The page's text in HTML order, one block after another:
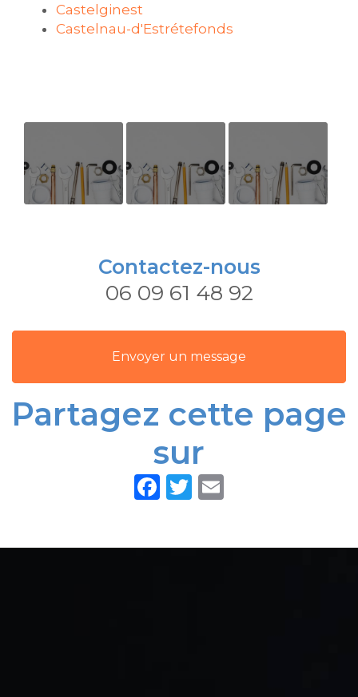
Castelginest
Castelnau-d'Estrétefonds
Romaine
31150
Garonne
Contactez-nous
06 09 61 48 92
Envoyer un message
Partagez cette page
sur
Facebook
Twitter